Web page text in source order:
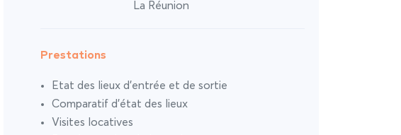
La Réunion
Prestations
Etat des lieux d’entrée et de sortie
Comparatif d’état des lieux
Visites locatives